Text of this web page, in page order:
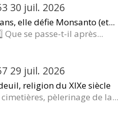
30 juil. 2026
elle défie Monsanto (et...
Que se passe-t-il après...
29 juil. 2026
religion du XIXe siècle
pèlerinage de la...